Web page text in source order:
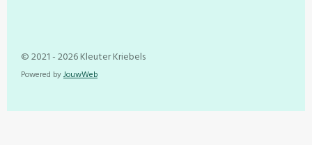
© 2021 - 2026 Kleuter Kriebels
Powered byJouwWeb